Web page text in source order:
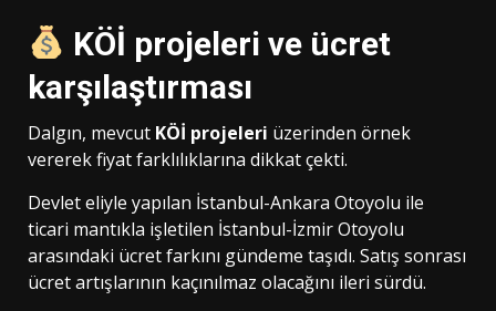
KÖİ projeleri ve ücret
karşılaştırması
Dalgın, mevcut KÖİ projeleri üzerinden örnek
vererek fiyat farklılıklarına dikkat çekti.
Devlet eliyle yapılan İstanbul-Ankara Otoyolu ile
ticari mantıkla işletilen İstanbul-İzmir Otoyolu
arasındaki ücret farkını gündeme taşıdı. Satış sonrası
ücret artışlarının kaçınılmaz olacağını ileri sürdü.